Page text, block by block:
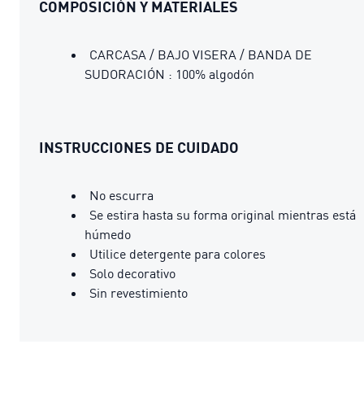
COMPOSICIÓN Y MATERIALES
CARCASA / BAJO VISERA / BANDA DE
SUDORACIÓN : 100% algodón
INSTRUCCIONES DE CUIDADO
No escurra
Se estira hasta su forma original mientras está
húmedo
Utilice detergente para colores
Solo decorativo
Sin revestimiento